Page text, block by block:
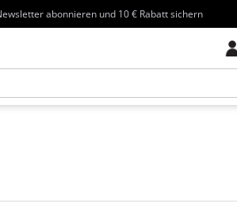
abonnieren und 10 € Rabatt sichern